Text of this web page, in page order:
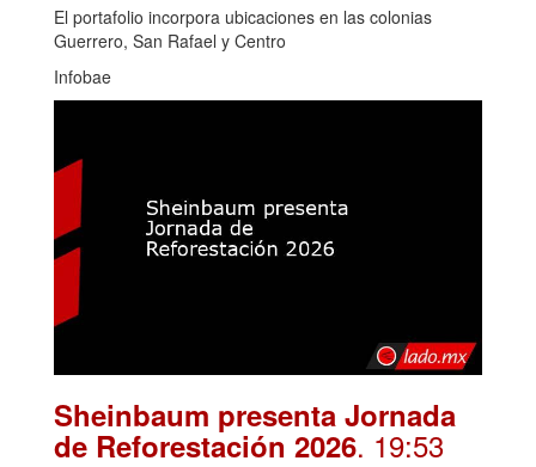
El portafolio incorpora ubicaciones en las colonias
Guerrero, San Rafael y Centro
Infobae
Sheinbaum presenta Jornada
de Reforestación 2026. 19:53